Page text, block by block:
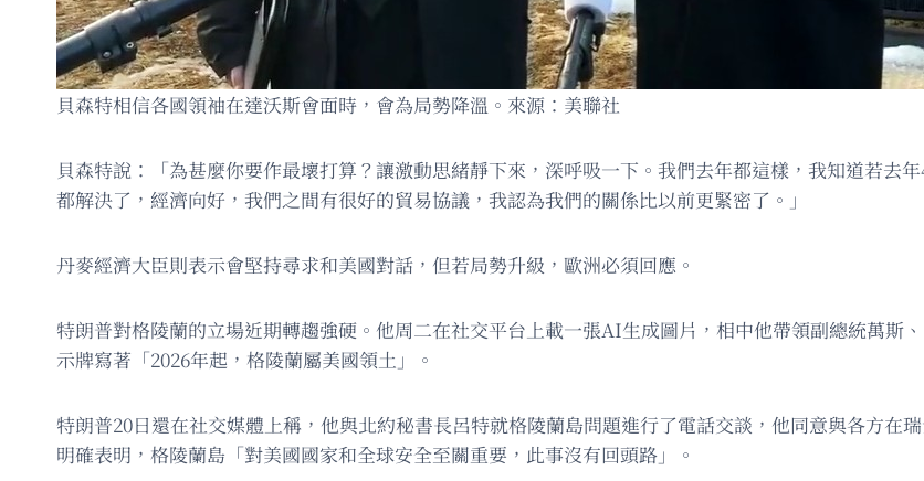
貝森特相信各國領袖在達沃斯會面時，會為局勢降溫。來源：美聯社
貝森特說：「為甚麼你要作最壞打算？讓激動思緒靜下來，深呼吸一下。我們去年都這樣，我知道若去
都解決了，經濟向好，我們之間有很好的貿易協議，我認為我們的關係比以前更緊密了。」
丹麥經濟大臣則表示會堅持尋求和美國對話，但若局勢升級，歐洲必須回應。
特朗普對格陵蘭的立場近期轉趨強硬。他周二在社交平台上載一張AI生成圖片，相中他帶領副總統萬斯
示牌寫著「2026年起，格陵蘭屬美國領土」。
特朗普20日還在社交媒體上稱，他與北約秘書長呂特就格陵蘭島問題進行了電話交談，他同意與各方在
明確表明，格陵蘭島「對美國國家和全球安全至關重要，此事沒有回頭路」。